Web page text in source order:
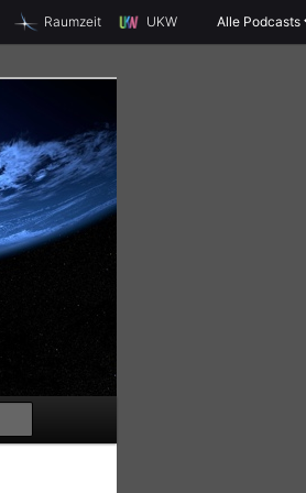
Raumzeit UKW Alle Podcasts
u